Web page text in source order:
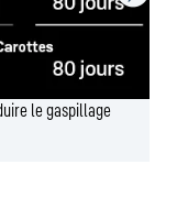
le gaspillage